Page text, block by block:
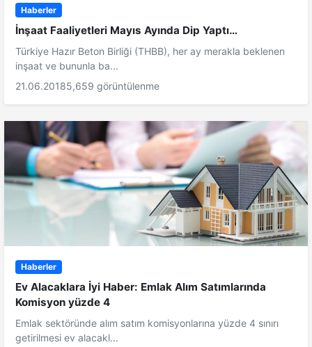
Haberler
İnşaat Faaliyetleri Mayıs Ayında Dip Yaptı…
Türkiye Hazır Beton Birliği (THBB), her ay merakla beklenen
inşaat ve bununla ba...
21.06.20185,659 görüntülenme
Haberler
Ev Alacaklara İyi Haber: Emlak Alım Satımlarında
Komisyon yüzde 4
Emlak sektöründe alım satım komisyonlarına yüzde 4 sınırı
getirilmesi ev alacakl...